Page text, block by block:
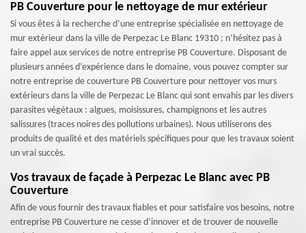
PB Couverture pour le nettoyage de mur extérieur
Si vous êtes à la recherche d’une entreprise spécialisée en nettoyage de
mur extérieur dans la ville de Perpezac Le Blanc 19310 ; n’hésitez pas à
faire appel aux services de notre entreprise PB Couverture. Disposant de
plusieurs années d’expérience dans le domaine, vous pouvez compter sur
notre entreprise de couverture PB Couverture pour nettoyer vos murs
extérieurs dans la ville de Perpezac Le Blanc qui sont envahis par les divers
parasites végétaux : algues, moisissures, champignons et les autres
salissures (traces noires des pollutions urbaines). Nous utiliserons des
produits de qualité et des matériels spécifiques pour que les travaux soient
un vrai succès.
Vos travaux de façade à Perpezac Le Blanc avec PB
Couverture
Afin de vous fournir des travaux fiables et pour satisfaire vos besoins, notre
entreprise PB Couverture ne cesse d’innover et de trouver de nouvelle